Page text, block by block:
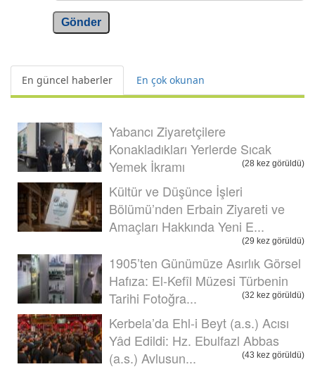
Gönder
En güncel haberler En çok okunan
Yabancı Ziyaretçilere
Konakladıkları Yerlerde Sıcak
Yemek İkramı
(28 kez görüldü)
Kültür ve Düşünce İşleri
Bölümü’nden Erbain Ziyareti ve
Amaçları Hakkında Yeni E...
(29 kez görüldü)
1905’ten Günümüze Asırlık Görsel
Hafıza: El-Kefîl Müzesi Türbenin
Tarihi Fotoğra...
(32 kez görüldü)
Kerbela’da Ehl-i Beyt (a.s.) Acısı
Yâd Edildi: Hz. Ebulfazl Abbas
(a.s.) Avlusun...
(43 kez görüldü)